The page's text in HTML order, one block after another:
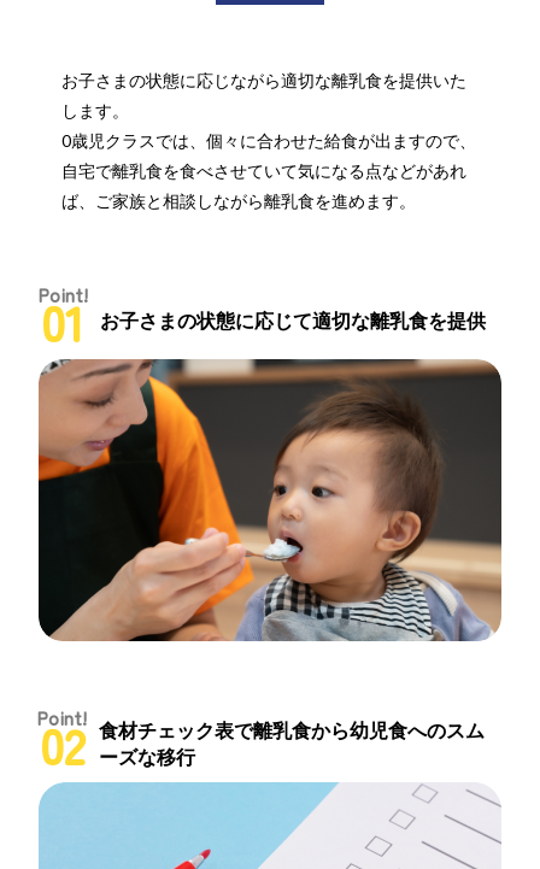
お子さまの状態に応じながら適切な離乳食を提供いた
します。
0歳児クラスでは、個々に合わせた給食が出ますので、
自宅で離乳食を食べさせていて気になる点などがあれ
ば、ご家族と相談しながら離乳食を進めます。
Point!
01 お子さまの状態に応じて適切な離乳食を提供
Point!
02 食材チェック表で離乳食から幼児食へのスム
ーズな移行